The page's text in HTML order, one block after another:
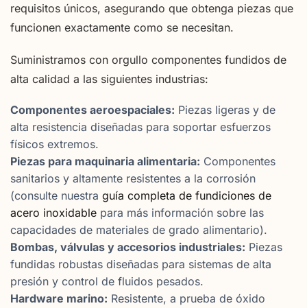
requisitos únicos, asegurando que obtenga piezas que
funcionen exactamente como se necesitan.
Suministramos con orgullo componentes fundidos de
alta calidad a las siguientes industrias:
Componentes aeroespaciales: Piezas ligeras y de
alta resistencia diseñadas para soportar esfuerzos
físicos extremos.
Piezas para maquinaria alimentaria: Componentes
sanitarios y altamente resistentes a la corrosión
(consulte nuestra guía completa de fundiciones de
acero inoxidable para más información sobre las
capacidades de materiales de grado alimentario).
Bombas, válvulas y accesorios industriales: Piezas
fundidas robustas diseñadas para sistemas de alta
presión y control de fluidos pesados.
Hardware marino: Resistente, a prueba de óxido